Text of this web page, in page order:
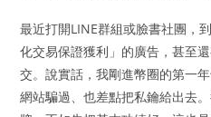
最近打開LINE群組或臉書社團，
化交易保證獲利」的廣告，甚至
交。說實話，我剛進幣圈的第一
網站騙過、也差點把私鑰給出去